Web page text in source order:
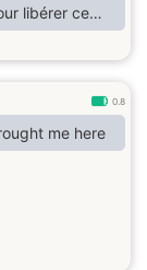
libérer ce
mon train de
0.8
me here